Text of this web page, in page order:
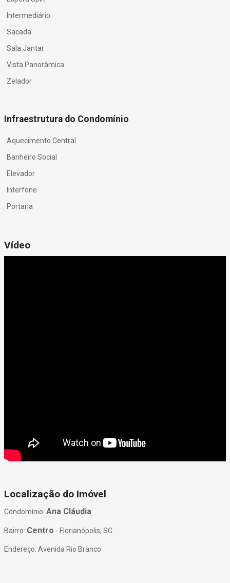
Intermediário
Sacada
Sala Jantar
Vista Panorâmica
Zelador
Infraestrutura do Condomínio
Aquecimento Central
Banheiro Social
Elevador
Interfone
Portaria
Vídeo
Localização do Imóvel
Condomínio: Ana Cláudia
Bairro: Centro - Florianópolis, SC
Endereço: Avenida Rio Branco